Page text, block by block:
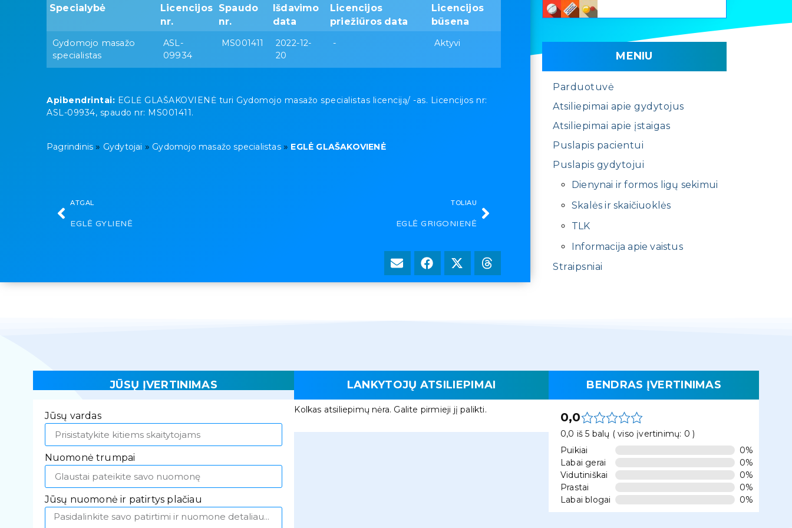
Specialybė
Licencijos
nr.
Spaudo
nr.
Išdavimo
data
Licencijos
priežiūros data
Licencijos
būsena
Gydomojo masažo
specialistas
ASL-
09934
MS001411
2022-12-
20
- Aktyvi
Apibendrintai: EGLĖ GLAŠAKOVIENĖ turi Gydomojo masažo specialistas licenciją/ -as. Licencijos nr:
ASL-09934, spaudo nr: MS001411.
Pagrindinis » Gydytojai » Gydomojo masažo specialistas» EGLĖ GLAŠAKOVIENĖ
ATGAL
EGLĖ GYLIENĖ
TOLIAU
EGLĖ GRIGONIENĖ
MENIU
Parduotuvė
Atsiliepimai apie gydytojus
Atsiliepimai apie įstaigas
Puslapis pacientui
Puslapis gydytojui
Dienynai ir formos ligų sekimui
Skalės ir skaičiuoklės
TLK
Informacija apie vaistus
Straipsniai
JŪSŲ ĮVERTINIMAS
Jūsų vardas
Nuomonė trumpai
Jūsų nuomonė ir patirtys plačiau
LANKYTOJŲ ATSILIEPIMAI
Kolkas atsiliepimų nėra. Galite pirmieji jį palikti.
BENDRAS ĮVERTINIMAS
0,0
0,0 iš 5 balų ( viso įvertinimų: 0 )
Puikiai
0%
Labai gerai
0%
Vidutiniškai
0%
Prastai
0%
Labai blogai
0%